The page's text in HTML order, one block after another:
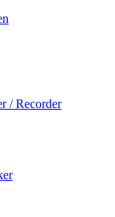
/ Recorder